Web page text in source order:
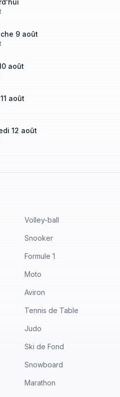
9 août
août
août
12 août
Volley-ball
Snooker
Formule 1
Moto
Aviron
Tennis de Table
Judo
Ski de Fond
Snowboard
Marathon